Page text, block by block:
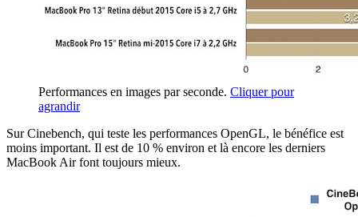
Performances en images par seconde. Cliquer pour
agrandir
Sur Cinebench, qui teste les performances OpenGL, le bénéfice est
moins important. Il est de 10 % environ et là encore les derniers
MacBook Air font toujours mieux.